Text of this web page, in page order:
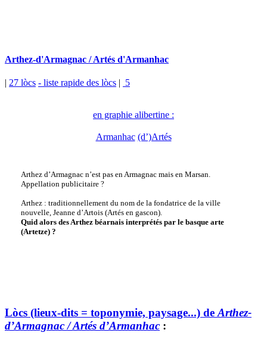
Arthez-d'Armagnac / Artés d'Armanhac
| 27 lòcs - liste rapide des lòcs | 5
en graphie alibertine :
Armanhac (d’)Artés
Arthez d’Armagnac n’est pas en Armagnac mais en Marsan.
Appellation publicitaire ?
Arthez : traditionnellement du nom de la fondatrice de la ville
nouvelle, Jeanne d’Artois (Artés en gascon).
Quid alors des Arthez béarnais interprétés par le basque arte
(Artetze) ?
Lòcs (lieux-dits = toponymie, paysage...) deArthez-
d’Armagnac / Artés d’Armanhac :